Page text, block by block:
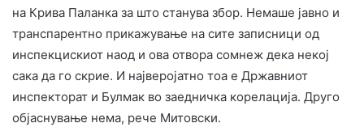
на Крива Паланка за што станува збор. Немаше јавно и
транспарентно прикажување на сите записници од
инспекцискиот наод и ова отвора сомнеж дека некој
сака да го скрие. И најверојатно тоа е Државниот
инспекторат и Булмак во заедничка корелација. Друго
објаснување нема, рече Митовски.